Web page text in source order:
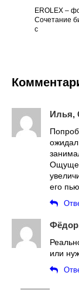
EROLEX –
Сочетание
с
Илья,
ожидал
его пью.
или